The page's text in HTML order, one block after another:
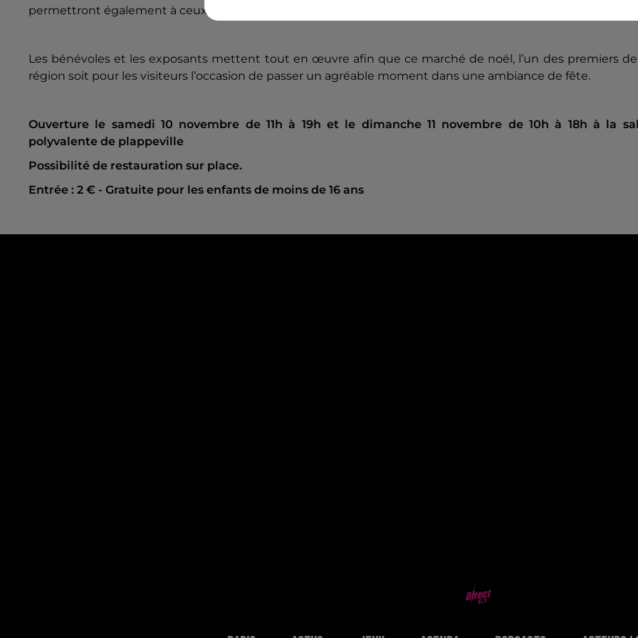
permettront également à ceux qui le désirent, de s’offrir une collation à toute heure.
Les bénévoles et les exposants mettent tout en œuvre afin que ce marché de noël, l’un des premiers de
région soit pour les visiteurs l’occasion de passer un agréable moment dans une ambiance de fête.
Ouverture le samedi 10 novembre de 11h à 19h et le dimanche 11 novembre de 10h à 18h à la
polyvalente de plappeville
Possibilité de restauration sur place.
Entrée : 2 € - Gratuite pour les enfants de moins de 16 ans